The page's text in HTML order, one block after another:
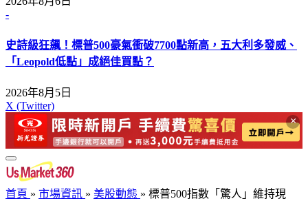
-
史詩級狂飆！標普500豪氣衝破7700點新高，五大利多發威、
「Leopold低點」成絕佳買點？
2026年8月5日
X (Twitter)
×
首頁 » 市場資訊 » 美股動態 » 標普500指數「驚人」維持現